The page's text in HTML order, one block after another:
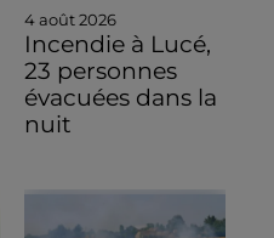
4 août 2026
Incendie à Lucé,
23 personnes
évacuées dans la
nuit